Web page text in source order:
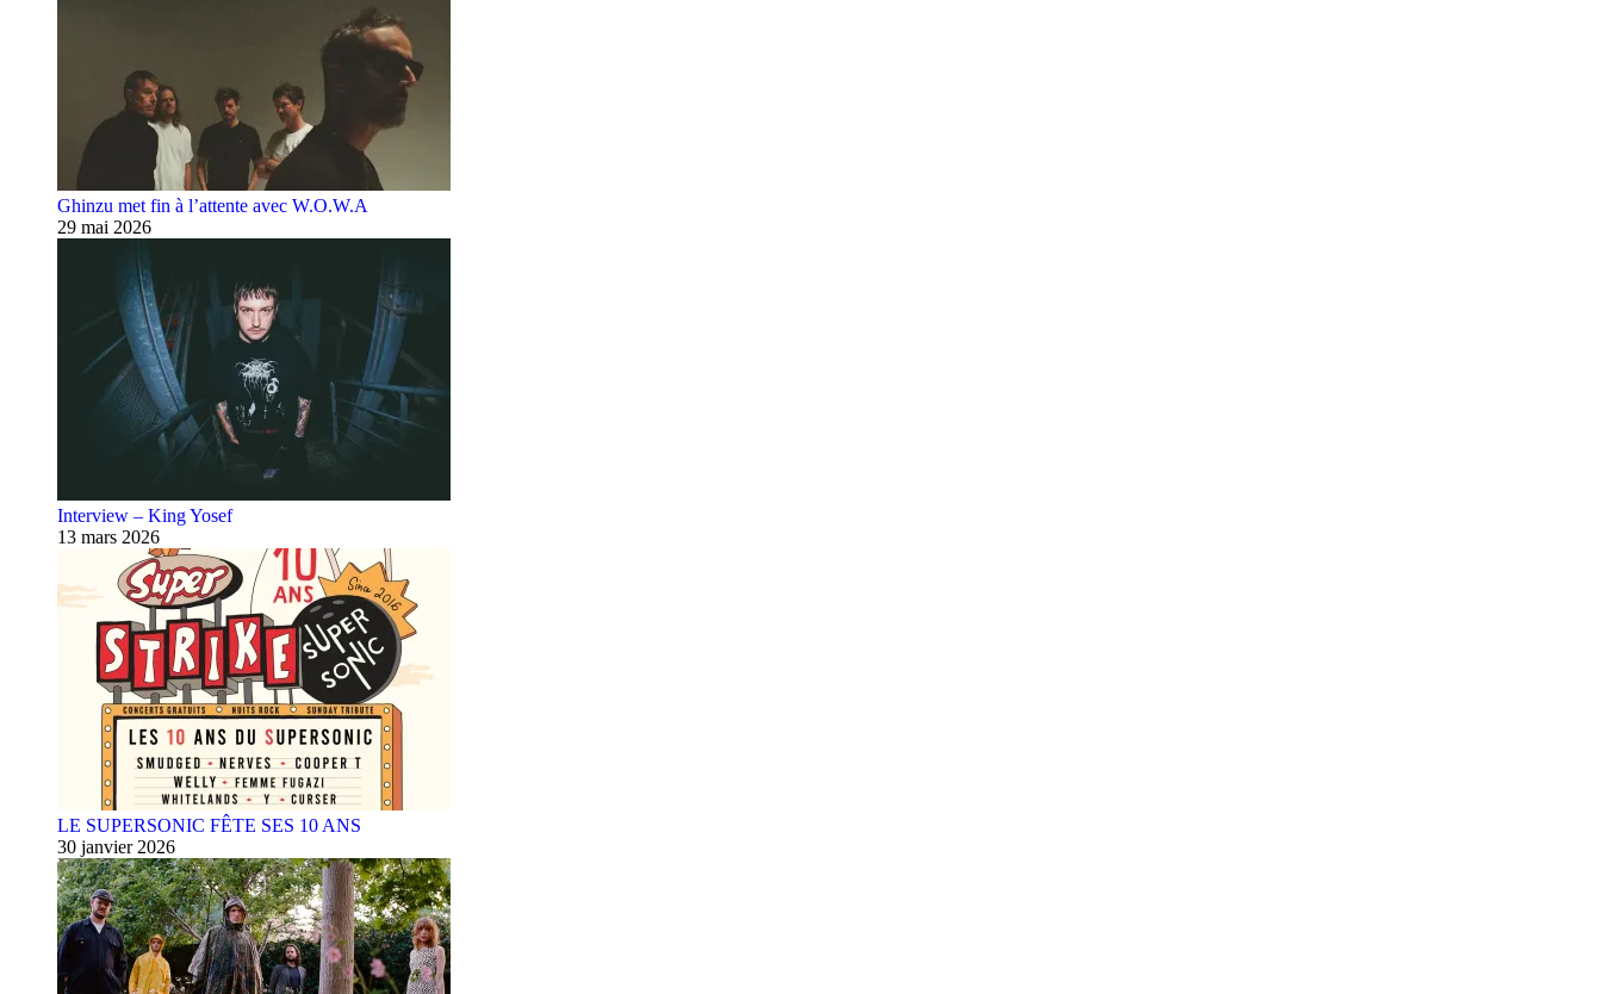
Ghinzu met fin à l’attente avec W.O.W.A
29 mai 2026
Interview – King Yosef
13 mars 2026
LE SUPERSONIC FÊTE SES 10 ANS
30 janvier 2026